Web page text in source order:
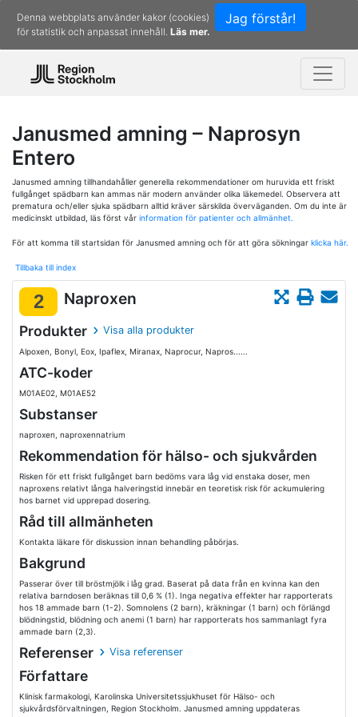
Jag förstår!
Denna webbplats använder kakor (cookies)
för statistik och anpassat innehåll. Läs mer.
Janusmed amning – Naprosyn
Entero
Janusmed amning tillhandahåller generella rekommendationer om huruvida ett friskt
fullgånget spädbarn kan ammas när modern använder olika läkemedel. Observera att
prematura och/eller sjuka spädbarn alltid kräver särskilda överväganden. Om du inte är
medicinskt utbildad, läs först vår information för patienter och allmänhet.
För att komma till startsidan för Janusmed amning och för att göra sökningar klicka här.
Tillbaka till index
2 Naproxen
Produkter Visa alla produkter
Alpoxen, Bonyl, Eox, Ipaflex, Miranax, Naprocur, Napros......
ATC-koder
M01AE02, M01AE52
Substanser
naproxen, naproxennatrium
Rekommendation för hälso- och sjukvården
Risken för ett friskt fullgånget barn bedöms vara låg vid enstaka doser, men
naproxens relativt långa halveringstid innebär en teoretisk risk för ackumulering
hos barnet vid upprepad dosering.
Råd till allmänheten
Kontakta läkare för diskussion innan behandling påbörjas.
Bakgrund
Passerar över till bröstmjölk i låg grad. Baserat på data från en kvinna kan den
relativa barndosen beräknas till 0,6 % (1). Inga negativa effekter har rapporterats
hos 18 ammade barn (1-2). Somnolens (2 barn), kräkningar (1 barn) och förlängd
blödningstid, blödning och anemi (1 barn) har rapporterats hos sammanlagt fyra
ammade barn (2,3).
Referenser Visa referenser
Författare
Klinisk farmakologi, Karolinska Universitetssjukhuset för Hälso- och
sjukvårdsförvaltningen, Region Stockholm. Janusmed amning uppdateras